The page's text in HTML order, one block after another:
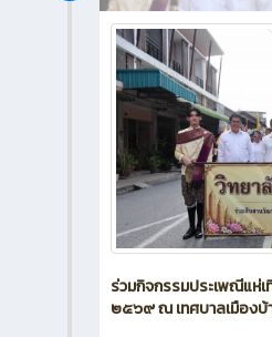
ร่วมกิจกรรมประเพณีแห่เ
๒๕๖๙ ณ เทศบาลเมืองบ้